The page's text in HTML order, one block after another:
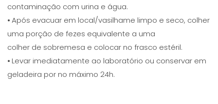
contaminação com urina e água.
⦁ Após evacuar em local/vasilhame limpo e seco, colher
uma porção de fezes equivalente a uma
colher de sobremesa e colocar no frasco estéril.
⦁ Levar imediatamente ao laboratório ou conservar em
geladeira por no máximo 24h.